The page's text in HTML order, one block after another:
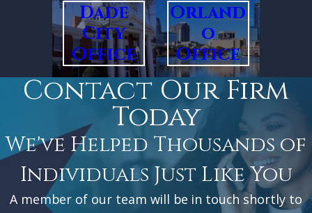
Dade
City
Office
Orland
o
Office
Contact Our Firm
Today
We've Helped Thousands of
Individuals Just Like You
A member of our team will be in touch shortly to